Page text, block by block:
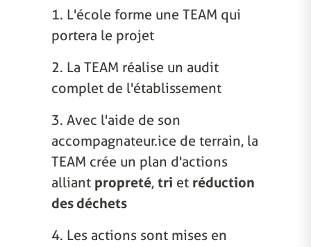
1. L'école forme une TEAM qui
portera le projet
2. La TEAM réalise un audit
complet de l'établissement
3. Avec l'aide de son
accompagnateur.ice de terrain, la
TEAM crée un plan d'actions
alliant propreté, tri et réduction
des déchets
4. Les actions sont mises en